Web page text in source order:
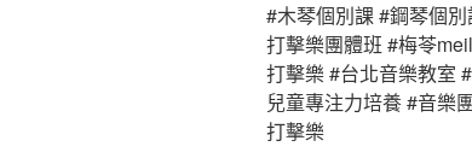
#木琴個別課 #鋼琴個
打擊樂團體班 #梅苓
打擊樂 #台北音樂教室
兒童專注力培養 #音樂
打擊樂